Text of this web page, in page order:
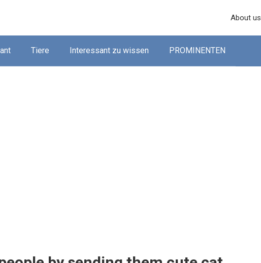
About us
Tiere Interessant zu wissen PROMINENTEN